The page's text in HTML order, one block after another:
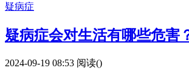
疑病症
疑病症会对生活有哪些危害
2024-09-19 08:53 阅读()